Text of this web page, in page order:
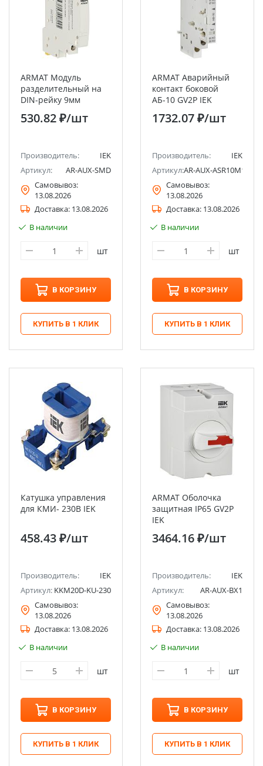
ARMAT Модуль
разделительный на
DIN-рейку 9мм
530.82 ₽/шт
Производитель:
IEK
Артикул:
AR-AUX-SMD
Самовывоз:
13.08.2026
Доставка: 13.08.2026
В наличии
шт
В КОРЗИНУ
КУПИТЬ В 1 КЛИК
ARMAT Аварийный
контакт боковой
АБ-10 GV2P IEK
1732.07 ₽/шт
Производитель:
IEK
Артикул:AR-AUX-ASR10M10
Самовывоз:
13.08.2026
Доставка: 13.08.2026
В наличии
шт
В КОРЗИНУ
КУПИТЬ В 1 КЛИК
Катушка управления
для КМИ- 230В IEK
458.43 ₽/шт
Производитель:
IEK
Артикул: KKM20D-KU-230
Самовывоз:
13.08.2026
Доставка: 13.08.2026
В наличии
шт
В КОРЗИНУ
КУПИТЬ В 1 КЛИК
ARMAT Оболочка
защитная IP65 GV2P
IEK
3464.16 ₽/шт
Производитель:
IEK
Артикул:
AR-AUX-BX1
Самовывоз:
13.08.2026
Доставка: 13.08.2026
В наличии
шт
В КОРЗИНУ
КУПИТЬ В 1 КЛИК